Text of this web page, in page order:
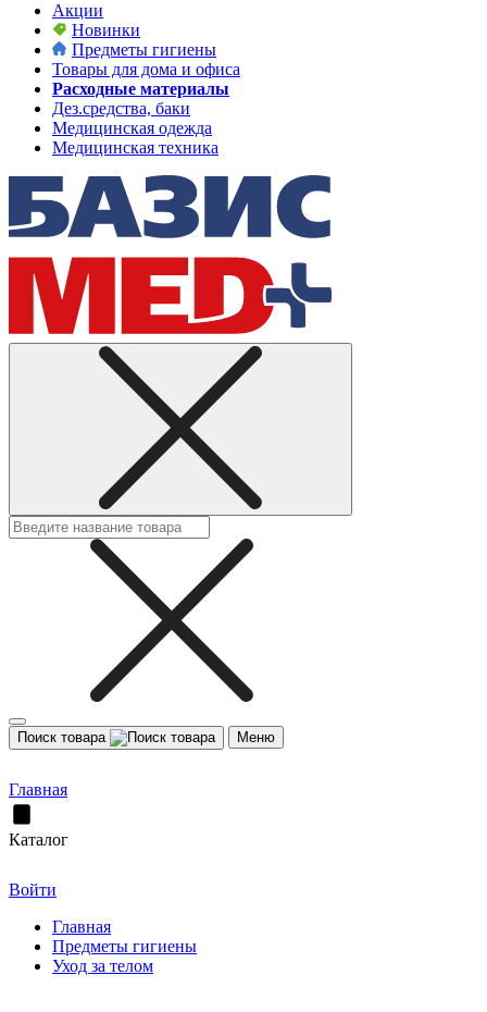
Акции
Новинки
Предметы гигиены
Товары для дома и офиса
Расходные материалы
Дез.средства, баки
Медицинская одежда
Медицинская техника
Поиск товара Меню
Главная
Каталог
Войти
Главная
Предметы гигиены
Уход за телом